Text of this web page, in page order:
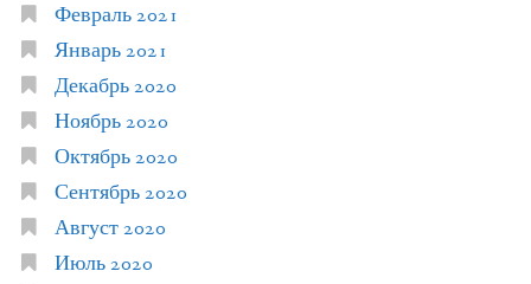
Февраль 2021
Январь 2021
Декабрь 2020
Ноябрь 2020
Октябрь 2020
Сентябрь 2020
Август 2020
Июль 2020